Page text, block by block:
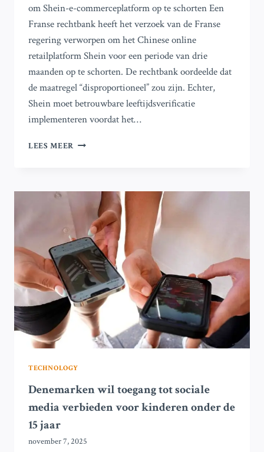
om Shein-e-commerceplatform op te schorten Een
Franse rechtbank heeft het verzoek van de Franse
regering verworpen om het Chinese online
retailplatform Shein voor een periode van drie
maanden op te schorten. De rechtbank oordeelde dat
de maatregel “disproportioneel” zou zijn. Echter,
Shein moet betrouwbare leeftijdsverificatie
implementeren voordat het…
LEES MEER FRANSE
VAN
OVERHEID
AF
OM
SHEIN
E-
COMMERCEPLATFORM
OP
TE
SCHORTEN
TECHNOLOGY
Denemarken wil toegang tot sociale
media verbieden voor kinderen onder de
15 jaar
november 7, 2025